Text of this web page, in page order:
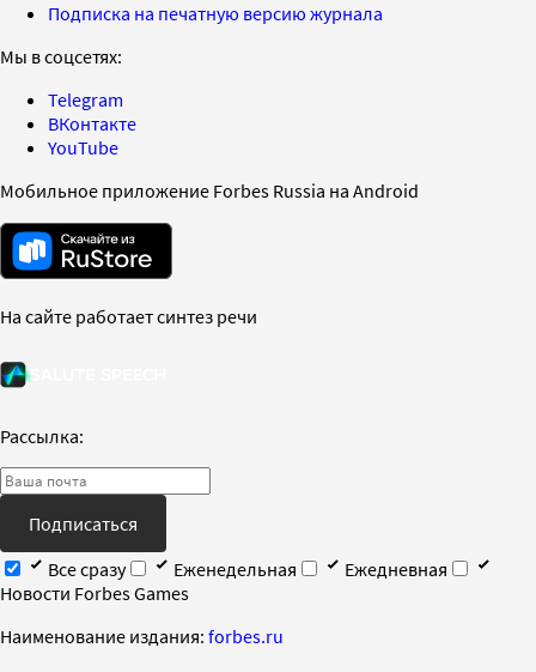
Подписка на печатную версию журнала
Мы в соцсетях:
Telegram
ВКонтакте
YouTube
Мобильное приложение Forbes Russia на Android
На сайте работает синтез речи
Рассылка:
Подписаться
Все сразу
Еженедельная
Ежедневная
Новости Forbes Games
Наименование издания: forbes.ru